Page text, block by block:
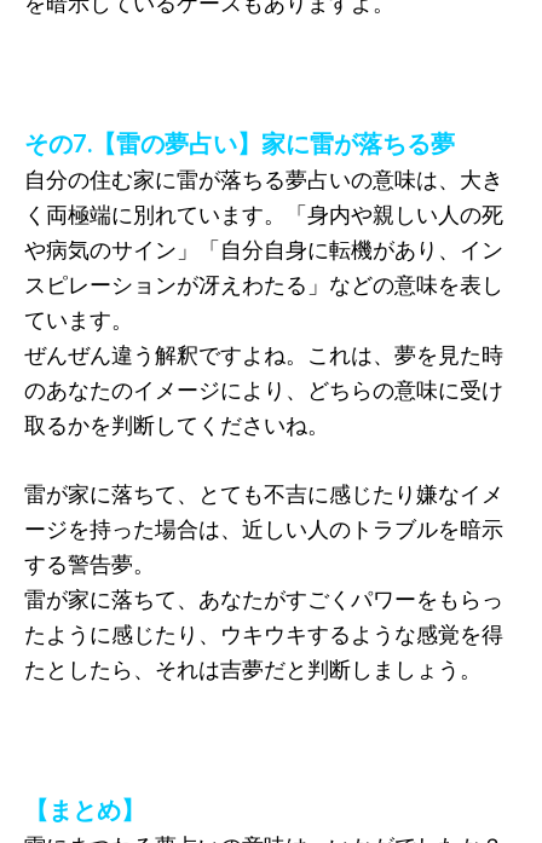
その7.【雷の夢占い】家に雷が落ちる夢
自分の住む家に雷が落ちる夢占いの意味は、大き
く両極端に別れています。「身内や親しい人の死
や病気のサイン」「自分自身に転機があり、イン
スピレーションが冴えわたる」などの意味を表し
ています。
ぜんぜん違う解釈ですよね。これは、夢を見た時
のあなたのイメージにより、どちらの意味に受け
取るかを判断してくださいね。
雷が家に落ちて、とても不吉に感じたり嫌なイメ
ージを持った場合は、近しい人のトラブルを暗示
する警告夢。
雷が家に落ちて、あなたがすごくパワーをもらっ
たように感じたり、ウキウキするような感覚を得
たとしたら、それは吉夢だと判断しましょう。
【まとめ】